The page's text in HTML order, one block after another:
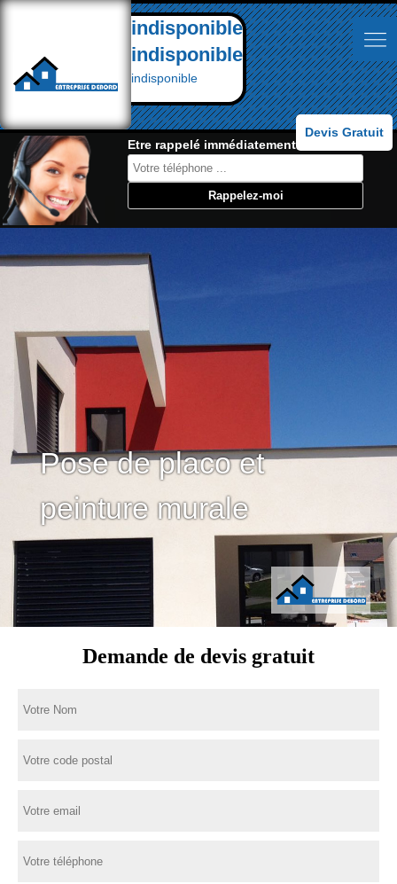
indisponible
indisponible
indisponible
Devis Gratuit
Etre rappelé immédiatement:
Pose de placo et
peinture murale
Demande de devis gratuit